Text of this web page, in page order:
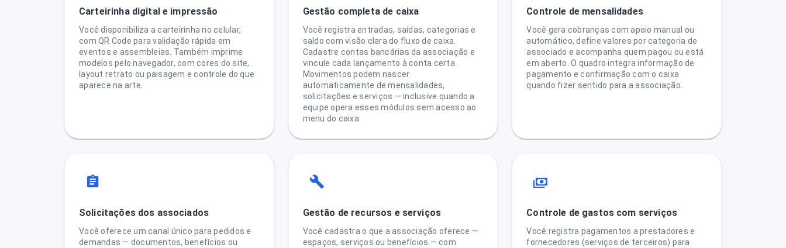
Carteirinha digital e impressão
Você disponibiliza a carteirinha no celular,
com QR Code para validação rápida em
eventos e assembleias. Também imprime
modelos pelo navegador, com cores do site,
layout retrato ou paisagem e controle do que
aparece na arte.
Gestão completa de caixa
Você registra entradas, saídas, categorias e
saldo com visão clara do fluxo de caixa.
Cadastre contas bancárias da associação e
vincule cada lançamento à conta certa.
Movimentos podem nascer
automaticamente de mensalidades,
solicitações e serviços — inclusive quando a
equipe opera esses módulos sem acesso ao
menu do caixa.
Controle de mensalidades
Você gera cobranças com apoio manual ou
automático, define valores por categoria de
associado e acompanha quem pagou ou está
em aberto. O quadro integra informação de
pagamento e confirmação com o caixa
quando fizer sentido para a associação.
Solicitações dos associados
Você oferece um canal único para pedidos e
demandas — documentos, benefícios ou
Gestão de recursos e serviços
Você cadastra o que a associação oferece —
espaços, serviços ou benefícios — com
Controle de gastos com serviços
Você registra pagamentos a prestadores e
fornecedores (serviços de terceiros) para